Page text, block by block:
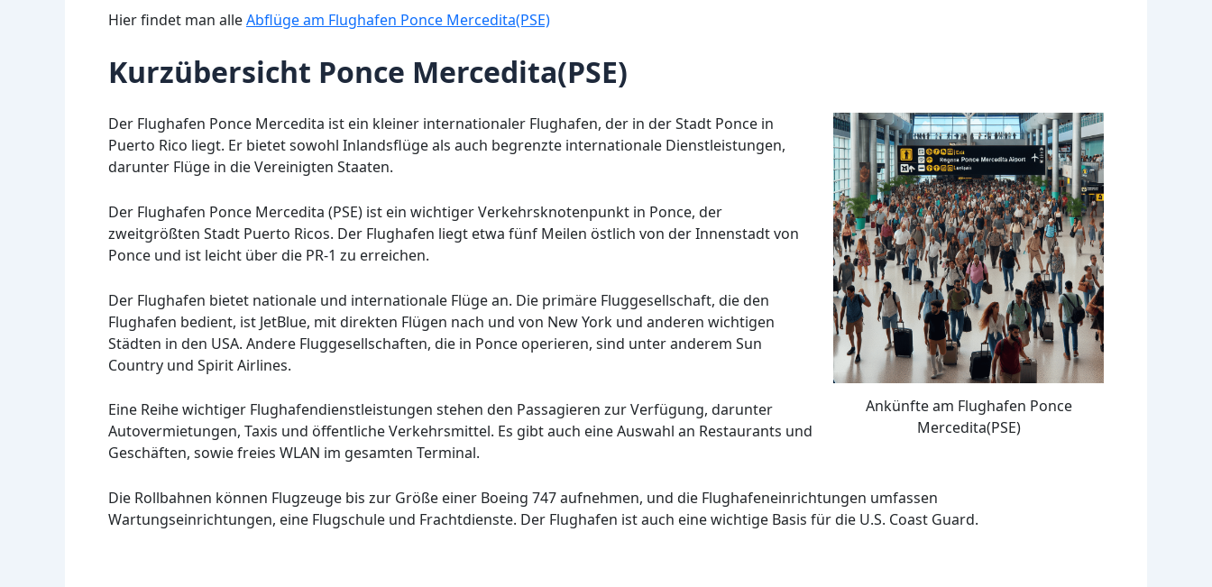
Hier findet man alleAbflüge am Flughafen Ponce Mercedita(PSE)
Kurzübersicht Ponce Mercedita(PSE)
Ankünfte am Flughafen Ponce
Mercedita(PSE)
Der Flughafen Ponce Mercedita ist ein kleiner internationaler Flughafen, der in der Stadt Ponce in
Puerto Rico liegt. Er bietet sowohl Inlandsflüge als auch begrenzte internationale Dienstleistungen,
darunter Flüge in die Vereinigten Staaten.
Der Flughafen Ponce Mercedita (PSE) ist ein wichtiger Verkehrsknotenpunkt in Ponce, der
zweitgrößten Stadt Puerto Ricos. Der Flughafen liegt etwa fünf Meilen östlich von der Innenstadt von
Ponce und ist leicht über die PR-1 zu erreichen.
Der Flughafen bietet nationale und internationale Flüge an. Die primäre Fluggesellschaft, die den
Flughafen bedient, ist JetBlue, mit direkten Flügen nach und von New York und anderen wichtigen
Städten in den USA. Andere Fluggesellschaften, die in Ponce operieren, sind unter anderem Sun
Country und Spirit Airlines.
Eine Reihe wichtiger Flughafendienstleistungen stehen den Passagieren zur Verfügung, darunter
Autovermietungen, Taxis und öffentliche Verkehrsmittel. Es gibt auch eine Auswahl an Restaurants und
Geschäften, sowie freies WLAN im gesamten Terminal.
Die Rollbahnen können Flugzeuge bis zur Größe einer Boeing 747 aufnehmen, und die Flughafeneinrichtungen umfassen
Wartungseinrichtungen, eine Flugschule und Frachtdienste. Der Flughafen ist auch eine wichtige Basis für die U.S. Coast Guard.